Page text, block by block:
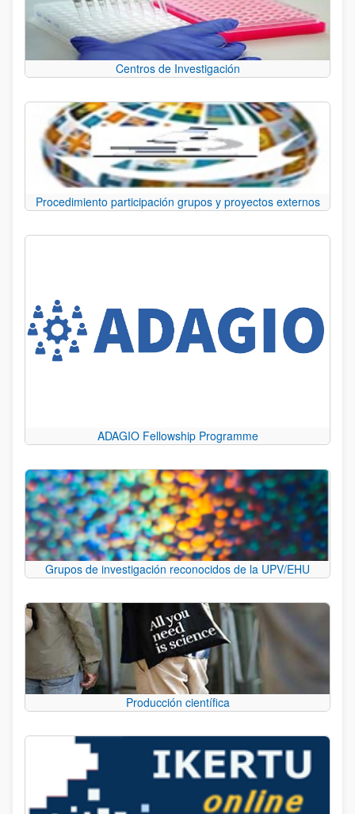
Centros de Investigación
Procedimiento participación grupos y proyectos externos
ADAGIO Fellowship Programme
Grupos de investigación reconocidos de la UPV/EHU
Producción científica